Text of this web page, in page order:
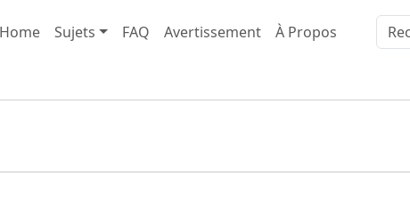
Home Sujets FAQ Avertissement À Propos